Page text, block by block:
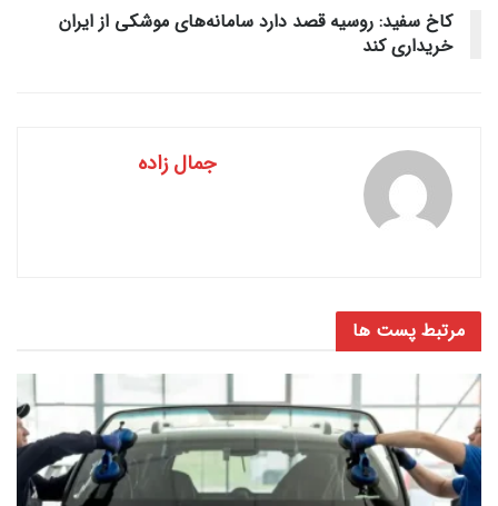
کاخ سفید: روسیه قصد دارد سامانه‌های موشکی از ایران
خریداری کند
جمال زاده
مرتبط پست ها